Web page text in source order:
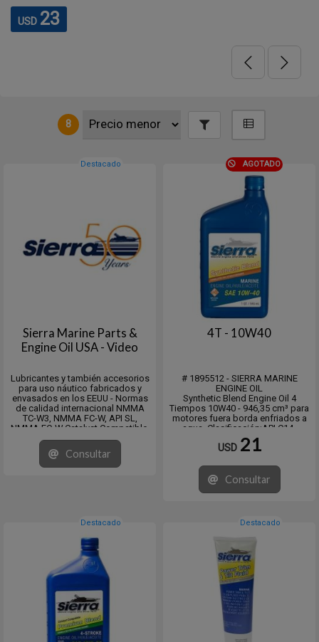
USD 23
8
Destacado
Sierra Marine Parts &
Engine Oil USA - Video
Lubricantes y también accesorios
para uso náutico fabricados y
envasados en los EEUU - Normas
de calidad internacional NMMA
TC-W3, NMMA FC-W, API SL,
NMMA FC-W Catalyst Compatible,
API GL-5, MIL-L-2105E, Mack JO-J,
API MT-1, (PG-1) and proposed PG-
2,SAE J2360.
Consultar
AGOTADO
4T - 10W40
# 1895512 - SIERRA MARINE
ENGINE OIL
Synthetic Blend Engine Oil 4
Tiempos 10W40 - 946,35 cm³ para
motores fuera borda enfriados a
agua. Clasificación:API C14-
Plus/SL; Volvo VDS-3; Cummins
CES20078, 20077 & 20076. Máxima
en los EEUU
USD 21
Consultar
Destacado Destacado